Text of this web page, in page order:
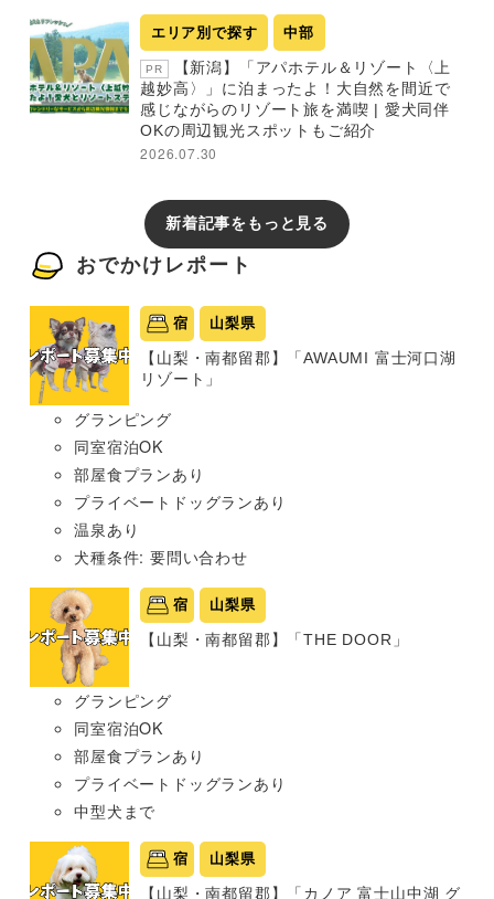
エリア別で探す 中部
PR
【新潟】「アパホテル＆リゾート〈上
越妙高〉」に泊まったよ！大自然を間近で
感じながらのリゾート旅を満喫 | 愛犬同伴
OKの周辺観光スポットもご紹介
2026.07.30
新着記事をもっと見る
おでかけレポート
宿 山梨県
【山梨・南都留郡】「AWAUMI 富士河口湖
リゾート」
グランピング
同室宿泊OK
部屋食プランあり
プライベートドッグランあり
温泉あり
犬種条件: 要問い合わせ
宿 山梨県
【山梨・南都留郡】「THE DOOR」
グランピング
同室宿泊OK
部屋食プランあり
プライベートドッグランあり
中型犬まで
宿 山梨県
【山梨・南都留郡】「カノア 富士山中湖 グ